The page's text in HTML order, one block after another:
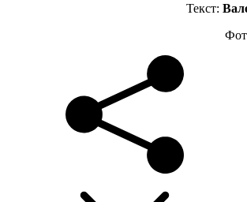
Текст: